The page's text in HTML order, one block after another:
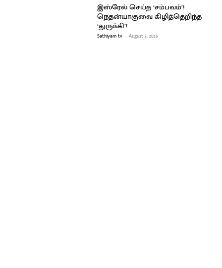
இஸ்ரேல் செய்த ‘சம்பவம்’!
நெதன்யாகுவை கிழித்தெறிந்த
‘துருக்கி’!
Sathiyam tv - August 3, 2026